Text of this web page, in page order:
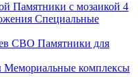
Памятники с мозаикой 4
Специальные
Памятники для
Мемориальные комплексы